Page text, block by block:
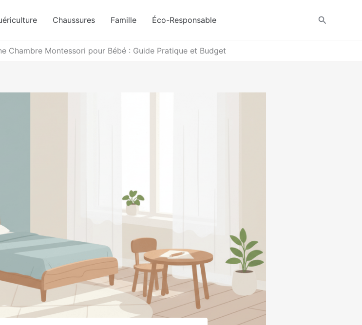
Chaussures Famille Éco-Responsable
Chambre Montessori pour Bébé : Guide Pratique et Budget